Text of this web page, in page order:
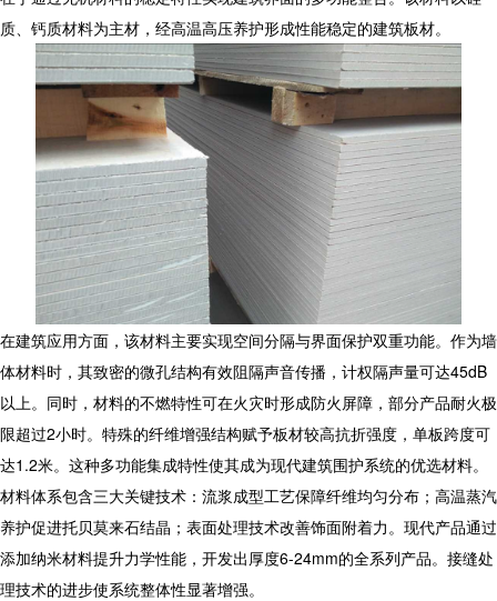
质、钙质材料为主材，经高温高压养护形成性能稳定的建筑板材。
在建筑应用方面，该材料主要实现空间分隔与界面保护双重功能。作为墙
体材料时，其致密的微孔结构有效阻隔声音传播，计权隔声量可达45dB
以上。同时，材料的不燃特性可在火灾时形成防火屏障，部分产品耐火极
限超过2小时。特殊的纤维增强结构赋予板材较高抗折强度，单板跨度可
达1.2米。这种多功能集成特性使其成为现代建筑围护系统的优选材料。
材料体系包含三大关键技术：流浆成型工艺保障纤维均匀分布；高温蒸汽
养护促进托贝莫来石结晶；表面处理技术改善饰面附着力。现代产品通过
添加纳米材料提升力学性能，开发出厚度6-24mm的全系列产品。接缝处
理技术的进步使系统整体性显著增强。